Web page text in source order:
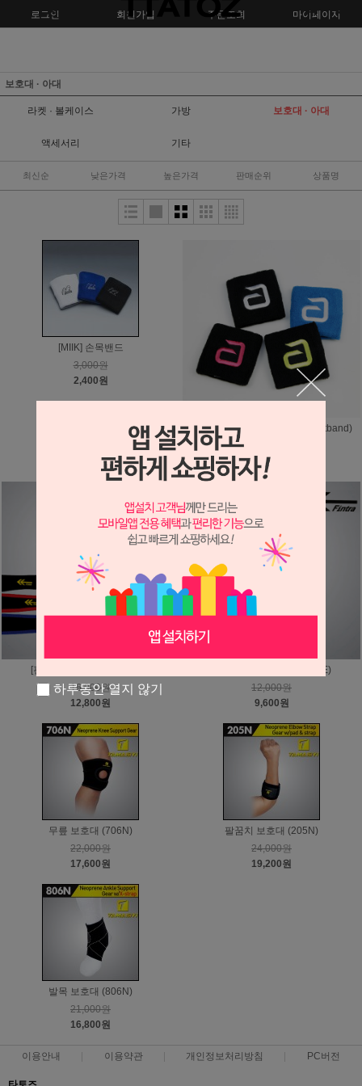
로그인 회원가입 주문조회 마이페이지
보호대 · 아대
라켓 · 볼케이스 가방 보호대 · 아대
액세서리 기타
최신순 낮은가격 높은가격 판매순위 상품명
[MIIK] 손목밴드
3,000원
2,400원
[andro] 손목 밴드 (Alpha Sweatband)
9,600원
[핀트라] 무릎 보호대 (705N)
16,000원
12,800원
[핀트라] 손목 보호대 (301E)
12,000원
9,600원
무릎 보호대 (706N)
22,000원
17,600원
팔꿈치 보호대 (205N)
24,000원
19,200원
발목 보호대 (806N)
21,000원
16,800원
이용안내 이용약관 개인정보처리방침 PC버전
하루동안 열지 않기